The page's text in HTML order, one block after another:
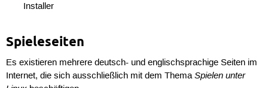
Installer
Spieleseiten
Es existieren mehrere deutsch- und englischsprachige Seiten im
Internet, die sich ausschließlich mit dem ThemaSpielen unter